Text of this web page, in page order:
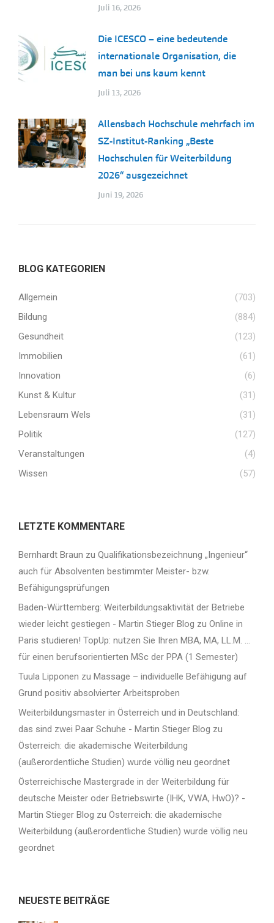
Juli 16, 2026
Die ICESCO – eine bedeutende
internationale Organisation, die
man bei uns kaum kennt
Juli 13, 2026
Allensbach Hochschule mehrfach im
SZ-Institut-Ranking „Beste
Hochschulen für Weiterbildung
2026“ ausgezeichnet
Juni 19, 2026
BLOG KATEGORIEN
Allgemein
(703)
Bildung
(884)
Gesundheit
(123)
Immobilien
(61)
Innovation
(6)
Kunst & Kultur
(31)
Lebensraum Wels
(31)
Politik
(127)
Veranstaltungen
(4)
Wissen
(57)
LETZTE KOMMENTARE
Bernhardt Braun zu Qualifikationsbezeichnung „Ingenieur“
auch für Absolventen bestimmter Meister- bzw.
Befähigungsprüfungen
Baden-Württemberg: Weiterbildungsaktivität der Betriebe
wieder leicht gestiegen - Martin Stieger Blog zu Online in
Paris studieren! TopUp: nutzen Sie Ihren MBA, MA, LL.M. …
für einen berufsorientierten MSc der PPA (1 Semester)
Tuula Lipponen zu Massage – individuelle Befähigung auf
Grund positiv absolvierter Arbeitsproben
Weiterbildungsmaster in Österreich und in Deutschland:
das sind zwei Paar Schuhe - Martin Stieger Blog zu
Österreich: die akademische Weiterbildung
(außerordentliche Studien) wurde völlig neu geordnet
Österreichische Mastergrade in der Weiterbildung für
deutsche Meister oder Betriebswirte (IHK, VWA, HwO)? -
Martin Stieger Blog zu Österreich: die akademische
Weiterbildung (außerordentliche Studien) wurde völlig neu
geordnet
NEUESTE BEITRÄGE